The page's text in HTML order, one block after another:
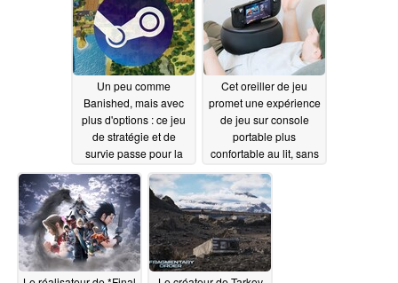
Un peu comme
Banished, mais avec
plus d'options : ce jeu
de stratégie et de
survie passe pour la
barre des 5 $ sur
Steam06/12/2026
Cet oreiller de jeu
promet une expérience
de jeu sur console
portable plus
confortable au lit, sans
s'engourdissent
06/12/2026